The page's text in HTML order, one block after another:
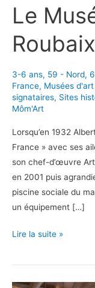
Le
3-6 ans, 59 - Nord,
France, Musées
signataires, Sites
Môm'Art
Lorsqu’en 1932
France » avec ses
son chef-d’œuvre
en 2001 puis
piscine sociale du
un équipement […]
Le
La
Lire la suite »